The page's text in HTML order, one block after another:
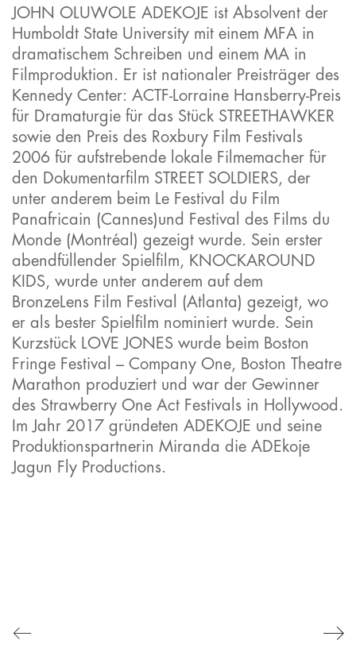
JOHN OLUWOLE ADEKOJE ist Absolvent der
Humboldt State University mit einem MFA in
dramatischem Schreiben und einem MA in
Filmproduktion. Er ist nationaler Preisträger des
Kennedy Center: ACTF-Lorraine Hansberry-Preis
für Dramaturgie für das Stück STREETHAWKER
sowie den Preis des Roxbury Film Festivals
2006 für aufstrebende lokale Filmemacher für
den Dokumentarfilm STREET SOLDIERS, der
unter anderem beim Le Festival du Film
Panafricain (Cannes)und Festival des Films du
Monde (Montréal) gezeigt wurde. Sein erster
abendfüllender Spielfilm, KNOCKAROUND
KIDS, wurde unter anderem auf dem
BronzeLens Film Festival (Atlanta) gezeigt, wo
er als bester Spielfilm nominiert wurde. Sein
Kurzstück LOVE JONES wurde beim Boston
Fringe Festival – Company One, Boston Theatre
Marathon produziert und war der Gewinner
des Strawberry One Act Festivals in Hollywood.
Im Jahr 2017 gründeten ADEKOJE und seine
Produktionspartnerin Miranda die ADEkoje
Jagun Fly Productions.
IMPRESSUM
COOKIE–RICHTLINIE
DATENSCHUTZERKLÄRUNG
HAFTUNGSAUSSCHLUSS